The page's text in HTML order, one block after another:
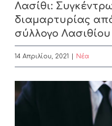
Λασίθι:
διαμαρτυρίας
σύλλογο Λασιθίου
14 Απριλίου, 2021 Nέα
View
Larger